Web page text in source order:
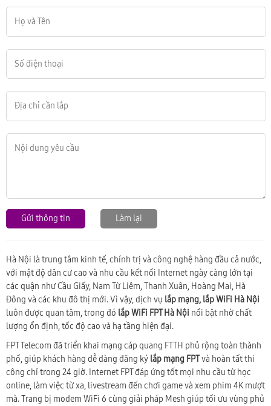
Gửi thông tin Làm lại
Hà Nội là trung tâm kinh tế, chính trị và công nghệ hàng đầu cả nước,
với mật độ dân cư cao và nhu cầu kết nối Internet ngày càng lớn tại
các quận như Cầu Giấy, Nam Từ Liêm, Thanh Xuân, Hoàng Mai, Hà
Đông và các khu đô thị mới. Vì vậy, dịch vụ lắp mạng, lắp WiFi Hà Nội
luôn được quan tâm, trong đó lắp WiFi FPT Hà Nội nổi bật nhờ chất
lượng ổn định, tốc độ cao và hạ tầng hiện đại.
FPT Telecom đã triển khai mạng cáp quang FTTH phủ rộng toàn thành
phố, giúp khách hàng dễ dàng đăng ký lắp mạng FPTvà hoàn tất thi
công chỉ trong 24 giờ. Internet FPT đáp ứng tốt mọi nhu cầu từ học
online, làm việc từ xa, livestream đến chơi game và xem phim 4K mượt
mà. Trang bị modem WiFi 6 cùng giải pháp Mesh giúp tối ưu vùng phủ